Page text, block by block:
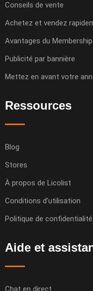
Conseils de vente
Achetez et vendez
Avantages du Membership
Publicité par bannière
Mettez en avant votre
Ressources
Blog
Stores
À propos de Licolist
Conditions d’utilisation
Politique de confidentialité
Aide et
Chat en direct